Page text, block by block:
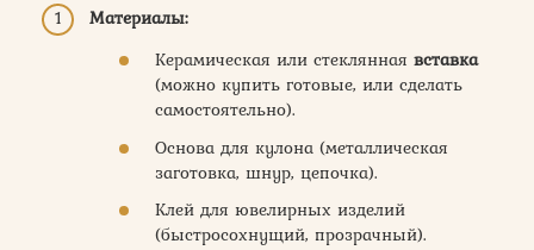
Материалы:
Керамическая или стеклянная вставка
(можно купить готовые, или сделать
самостоятельно).
Основа для кулона (металлическая
заготовка, шнур, цепочка).
Клей для ювелирных изделий
(быстросохнущий, прозрачный).